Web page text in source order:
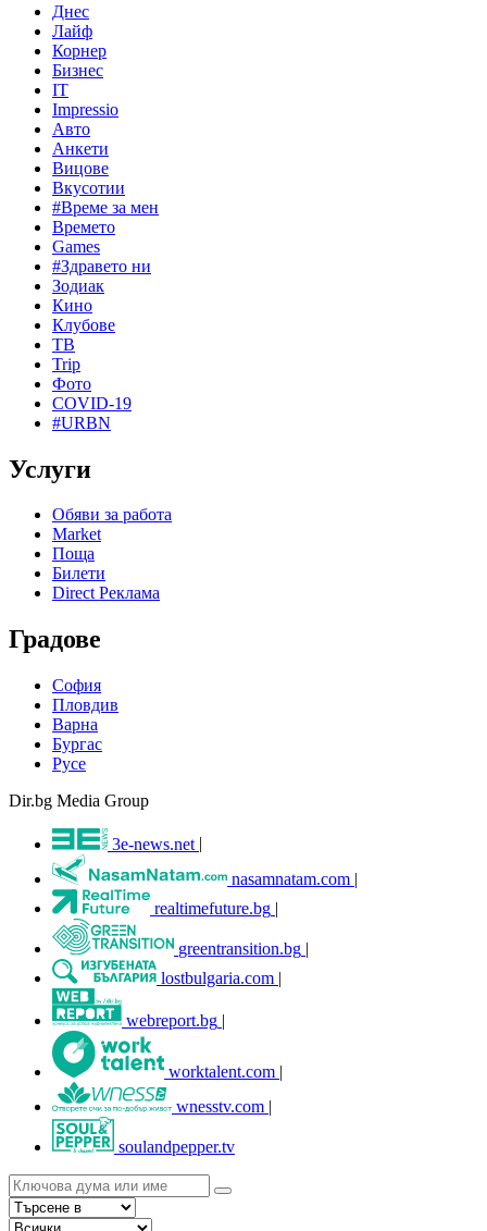
Днес
Лайф
Корнер
Бизнес
IT
Impressio
Авто
Анкети
Вицове
Вкусотии
#Време за мен
Времето
Games
#Здравето ни
Зодиак
Кино
Клубове
ТВ
Trip
Фото
COVID-19
#URBN
Услуги
Обяви за работа
Market
Поща
Билети
Direct Реклама
Градове
София
Пловдив
Варна
Бургас
Русе
Dir.bg Media Group
3e-news.net
nasamnatam.com |
realtimefuture.bg |
greentransition.bg |
lostbulgaria.com |
webreport.bg |
worktalent.com |
wnesstv.com |
soulandpepper.tv